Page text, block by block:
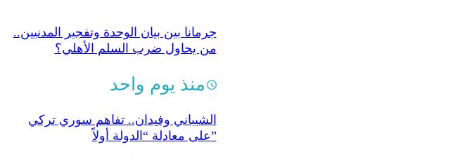
جرمانا بين بيان الوحدة وتفجير المدنيين..
من يحاول ضرب السلم الأهلي؟
منذ يوم واحد
الشيباني وفيدان.. تفاهم سوري تركي
على معادلة “الدولة أولاً”